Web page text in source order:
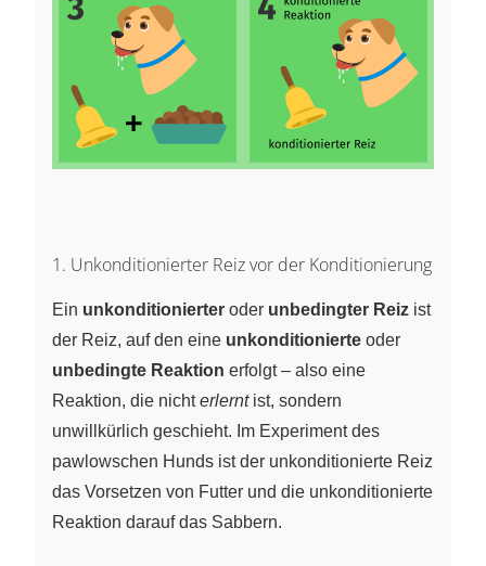
1. Unkonditionierter Reiz vor der Konditionierung
Ein unkonditionierter oder unbedingter Reiz ist
der Reiz, auf den eine unkonditionierte oder
unbedingte Reaktion erfolgt – also eine
Reaktion, die nichterlerntist, sondern
unwillkürlich geschieht. Im Experiment des
pawlowschen Hunds ist der unkonditionierte Reiz
das Vorsetzen von Futter und die unkonditionierte
Reaktion darauf das Sabbern.